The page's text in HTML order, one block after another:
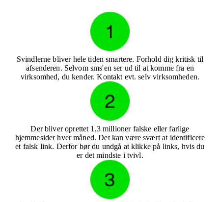
Svindlerne bliver hele tiden smartere. Forhold dig kritisk til
afsenderen. Selvom sms'en ser ud til at komme fra en
virksomhed, du kender. Kontakt evt. selv virksomheden.
Der bliver oprettet 1,3 millioner falske eller farlige
hjemmesider hver måned. Det kan være svært at identificere
et falsk link. Derfor bør du undgå at klikke på links, hvis du
er det mindste i tvivl.